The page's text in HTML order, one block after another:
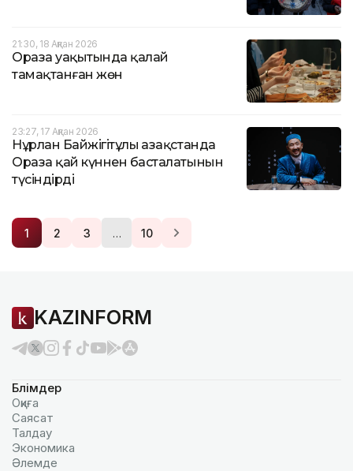
21:30, 18 Ақпан 2026
Ораза уақытында қалай
тамақтанған жөн
23:27, 17 Ақпан 2026
Нұрлан Байжігітұлы Қазақстанда
Ораза қай күннен басталатынын
түсіндірді
1 2 3 … 10
KAZINFORM
Бөлімдер
Оқиға
Саясат
Талдау
Экономика
Әлемде